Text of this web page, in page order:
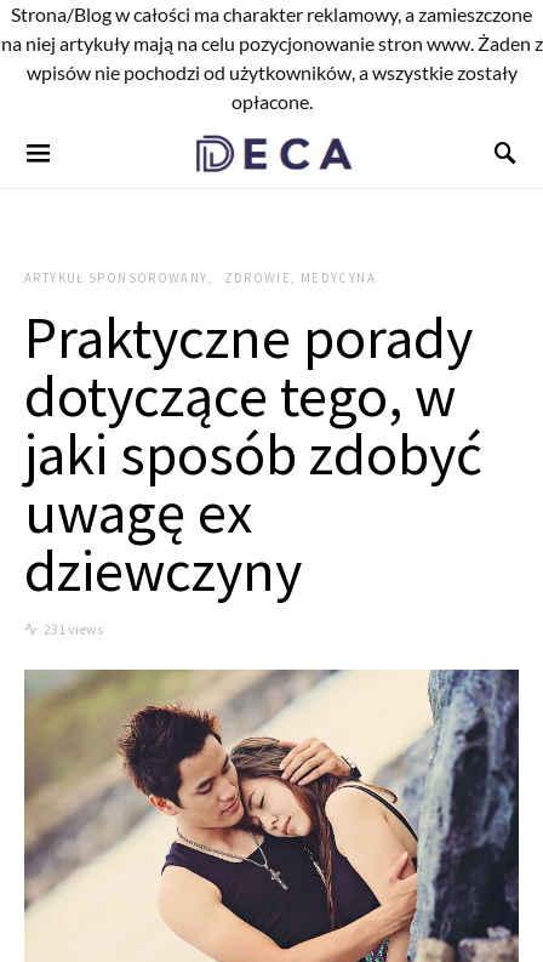
Strona/Blog w całości ma charakter reklamowy, a zamieszczone
na niej artykuły mają na celu pozycjonowanie stron www. Żaden z
wpisów nie pochodzi od użytkowników, a wszystkie zostały
opłacone.
ARTYKUŁ SPONSOROWANY ZDROWIE, MEDYCYNA
Praktyczne porady
dotyczące tego, w
jaki sposób zdobyć
uwagę ex
dziewczyny
231 views